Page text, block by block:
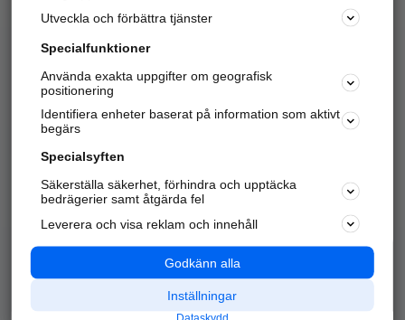
Marknadsför företaget
Kom igång och annonsera mot
samarbetspartners nära dig.
Alla kategorier
Populära sökningar
API & Kartor
Annonsera
Integritet
Nödnummer
Utveckla och förbättra tjänster
Specialfunktioner
Använda exakta uppgifter om geografisk
positionering
Identifiera enheter baserat på information som aktivt
begärs
Specialsyften
Säkerställa säkerhet, förhindra och upptäcka
bedrägerier samt åtgärda fel
Leverera och visa reklam och innehåll
Godkänn alla
Inställningar
Dataskydd